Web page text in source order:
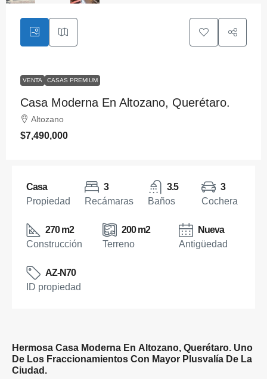
VENTA CASAS PREMIUM
Casa Moderna En Altozano, Querétaro.
Altozano
$7,490,000
Casa
Propiedad
3
Recámaras
3.5
Baños
3
Cochera
270 m2
Construcción
200 m2
Terreno
Nueva
Antigüedad
AZ-N70
ID propiedad
Hermosa Casa Moderna En Altozano, Querétaro. Uno
De Los Fraccionamientos Con Mayor Plusvalía De La
Ciudad.